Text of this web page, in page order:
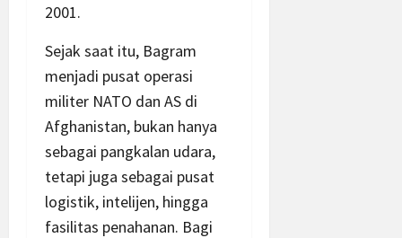
2001.
Sejak saat itu, Bagram
menjadi pusat operasi
militer NATO dan AS di
Afghanistan, bukan hanya
sebagai pangkalan udara,
tetapi juga sebagai pusat
logistik, intelijen, hingga
fasilitas penahanan. Bagi